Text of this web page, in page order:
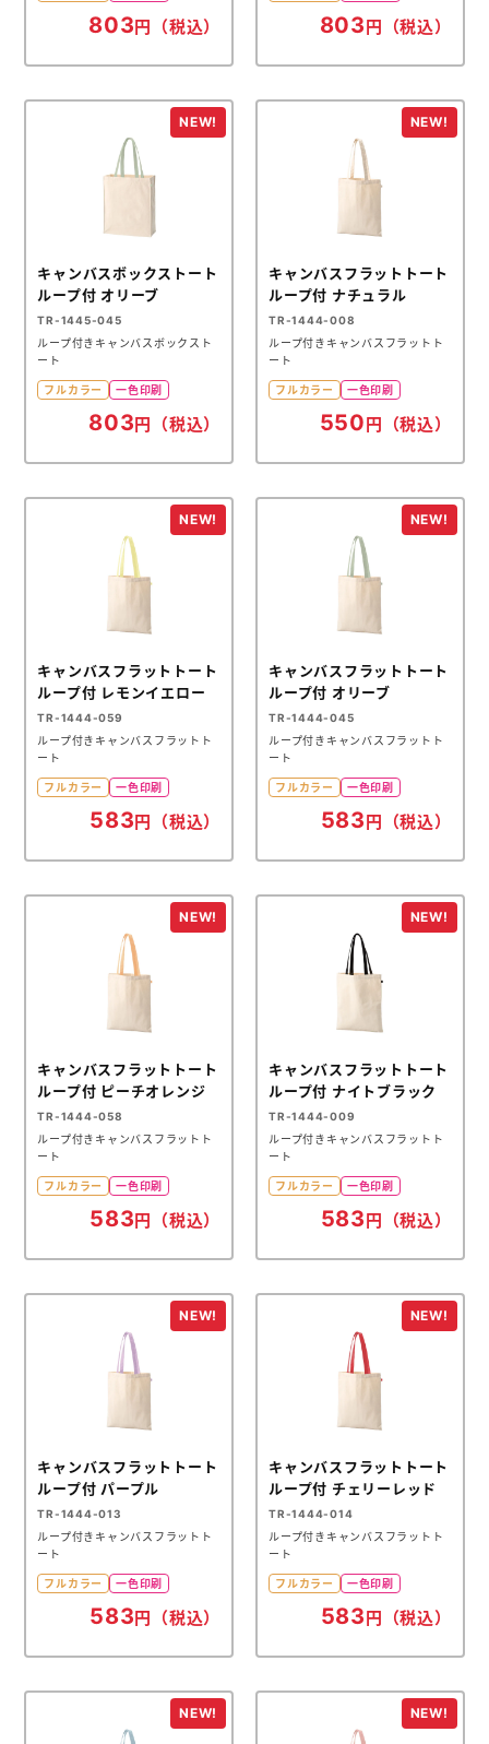
803円（税込） 803円（税込）
キャンバスボックストート
ループ付 オリーブ
TR-1445-045
ループ付きキャンバスボックスト
ート
フルカラー 一色印刷
803円（税込）
キャンバスフラットトート
ループ付 ナチュラル
TR-1444-008
ループ付きキャンバスフラットト
ート
フルカラー 一色印刷
550円（税込）
キャンバスフラットトート
ループ付 レモンイエロー
TR-1444-059
ループ付きキャンバスフラットト
ート
フルカラー 一色印刷
583 円（税込）
キャンバスフラットトート
ループ付 オリーブ
TR-1444-045
ループ付きキャンバスフラットト
ート
フルカラー 一色印刷
583 円（税込）
キャンバスフラットトート
ループ付 ピーチオレンジ
TR-1444-058
ループ付きキャンバスフラットト
ート
フルカラー 一色印刷
583円（税込）
キャンバスフラットトート
ループ付 ナイトブラック
TR-1444-009
ループ付きキャンバスフラットト
ート
フルカラー 一色印刷
583円（税込）
キャンバスフラットトート
ループ付 パープル
TR-1444-013
ループ付きキャンバスフラットト
ート
フルカラー 一色印刷
583円（税込）
キャンバスフラットトート
ループ付 チェリーレッド
TR-1444-014
ループ付きキャンバスフラットト
ート
フルカラー 一色印刷
583円（税込）